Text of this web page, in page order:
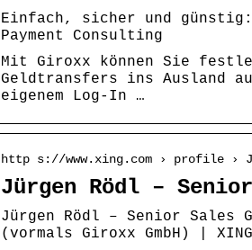
Einfach, sicher und günstig:
Payment Consulting
Mit Giroxx können Sie
Geldtransfers ins Ausland
eigenem Log-In …
http s://www.xing.com › profile ›
Jürgen Rödl –
Jürgen Rödl – Senior Sales
(vormals Giroxx GmbH) | XING